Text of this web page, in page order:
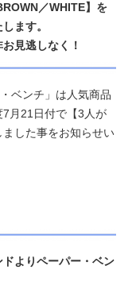
／WHITE】を
ます。
見逃しなく！
ベンチ」は人気商品
月21日付で【3人が
した事をお知らせい
よりペーパー・ベン